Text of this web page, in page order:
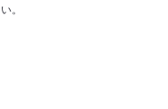
い。